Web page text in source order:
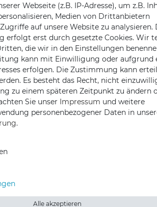
Webseite (z.B. IP-Adresse), um z.B.
Medien von Drittanbietern
auf unsere Website zu analysieren.
erfolgt erst durch gesetzte Cookies. Wir
die wir in den Einstellungen
kann mit Einwilligung oder aufgrund
erfolgen. Die Zustimmung kann
Es besteht das Recht, nicht
zu einem späteren Zeitpunkt zu ändern
Sie unser Impressum und weitere
personenbezogener Daten in
.
Alle akzeptieren